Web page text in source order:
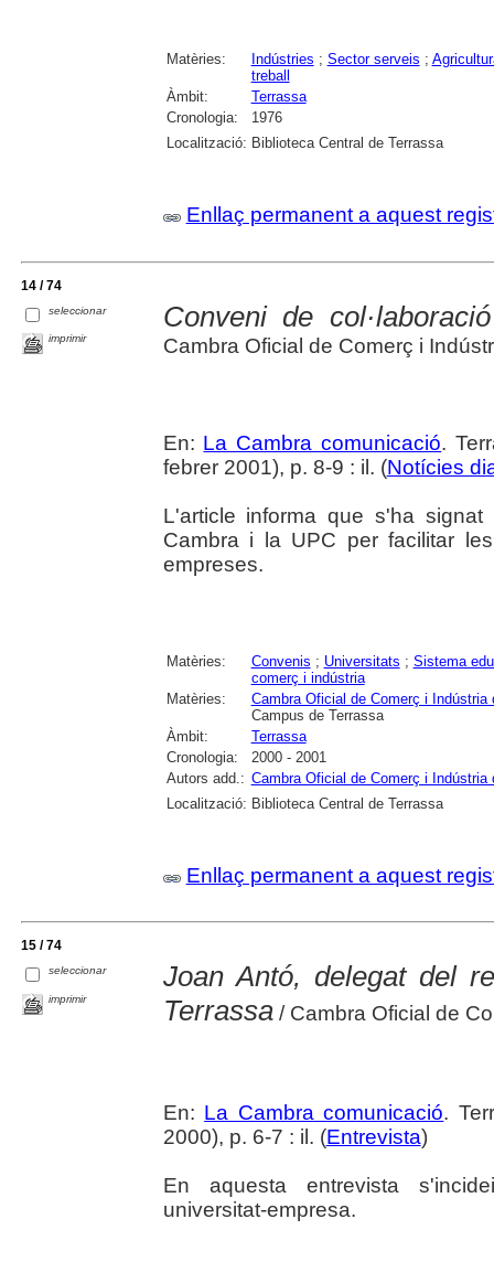
Matèries: Indústries ; Sector serveis ;
treball
Àmbit:
Terrassa
Cronologia:
1976
Localització: Biblioteca Central de Terrassa
Enllaç permanent a aquest
14 / 74
seleccionar
imprimir
Conveni de
Cambra Oficial de Comerç i
En: La Cambra comunicació.
febrer 2001), p. 8-9 : il. (Notícies
L'article informa que s'ha
Cambra i la UPC per facilitar
empreses.
Matèries: Convenis ; Universitats ; Sistema
comerç i indústria
Matèries:
Cambra Oficial de Comerç i Indústria
Campus de Terrassa
Àmbit:
Terrassa
Cronologia:
2000 - 2001
Autors add.: Cambra Oficial de Comerç i Indústria
Localització: Biblioteca Central de Terrassa
Enllaç permanent a aquest
15 / 74
seleccionar
imprimir
Joan Antó, delegat del
Terrassa/ Cambra Oficial de
En: La Cambra comunicació.
2000), p. 6-7 : il. (Entrevista)
En aquesta entrevista
universitat-empresa.